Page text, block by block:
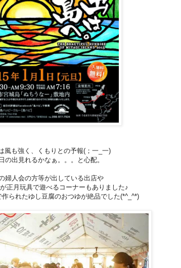
風も強く、くもりとの予報(；一_一)
の出見れるかなぁ。。。と心配。
婦人会の方等が出している出店や
正月玩具で遊べるコーナーもありました♪
られたゆし豆腐のおつゆが絶品でした(*^_^*)